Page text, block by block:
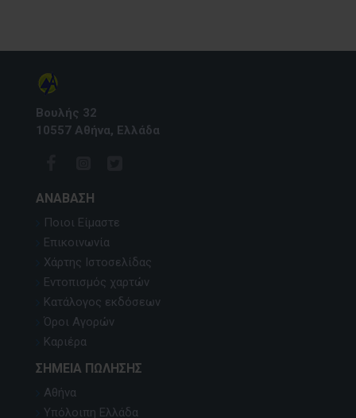
Βουλής 32
10557 Αθήνα, Ελλάδα
ΑΝΆΒΑΣΗ
Ποιοι Είμαστε
Επικοινωνία
Χάρτης Ιστοσελίδας
Εντοπισμός χαρτών
Κατάλογος εκδόσεων
Όροι Αγορών
Καριέρα
ΣΗΜΕΊΑ ΠΏΛΗΣΗΣ
Αθήνα
Υπόλοιπη Ελλάδα